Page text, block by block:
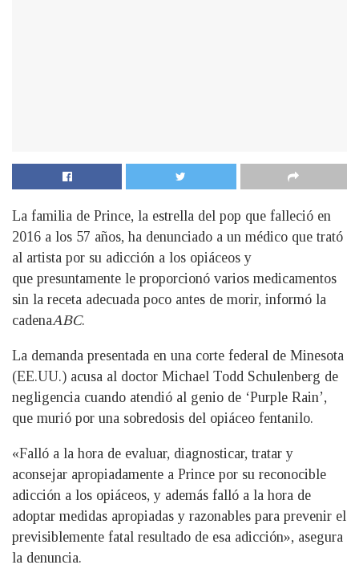
La familia de Prince, la estrella del pop que falleció en
2016 a los 57 años, ha denunciado a un médico que trató
al artista por su adicción a los opiáceos y
que presuntamente le proporcionó varios medicamentos
sin la receta adecuada poco antes de morir, informó la
cadenaABC.
La demanda presentada en una corte federal de Minesota
(EE.UU.) acusa al doctor Michael Todd Schulenberg de
negligencia cuando atendió al genio de ‘Purple Rain’,
que murió por una sobredosis del opiáceo fentanilo.
«Falló a la hora de evaluar, diagnosticar, tratar y
aconsejar apropiadamente a Prince por su reconocible
adicción a los opiáceos, y además falló a la hora de
adoptar medidas apropiadas y razonables para prevenir el
previsiblemente fatal resultado de esa adicción», asegura
la denuncia.